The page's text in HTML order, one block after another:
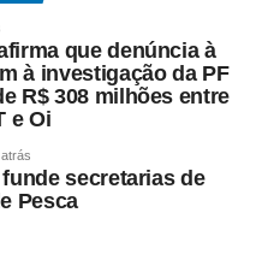
que denúncia à
à investigação da PF
R$ 308 milhões entre
e Oi
secretarias de
Pesca